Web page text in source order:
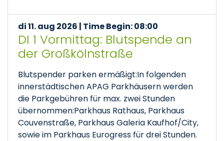
di 11. aug 2026 | Time Begin: 08:00
DI 1 Vormittag: Blutspende an
der Großkölnstraße
Blutspender parken ermäßigt:In folgenden
innerstädtischen APAG Parkhäusern werden
die Parkgebühren für max. zwei Stunden
übernommen:Parkhaus Rathaus, Parkhaus
Couvenstraße, Parkhaus Galeria Kaufhof/City,
sowie im Parkhaus Eurogress für drei Stunden.